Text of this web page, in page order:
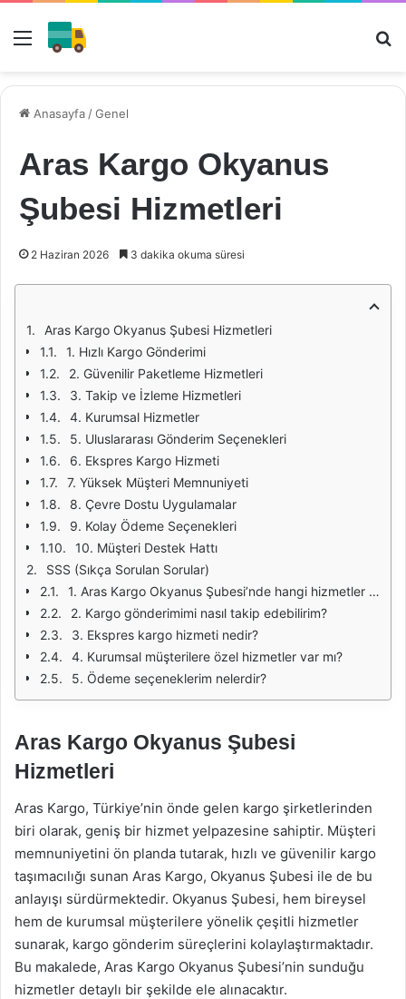
Menü
Anasayfa /Genel
Aras Kargo Okyanus
Şubesi Hizmetleri
2 Haziran 2026 3 dakika okuma süresi
Aras Kargo Okyanus Şubesi Hizmetleri
1. Hızlı Kargo Gönderimi
2. Güvenilir Paketleme Hizmetleri
3. Takip ve İzleme Hizmetleri
4. Kurumsal Hizmetler
5. Uluslararası Gönderim Seçenekleri
6. Ekspres Kargo Hizmeti
7. Yüksek Müşteri Memnuniyeti
8. Çevre Dostu Uygulamalar
9. Kolay Ödeme Seçenekleri
10. Müşteri Destek Hattı
SSS (Sıkça Sorulan Sorular)
1. Aras Kargo Okyanus Şubesi’nde hangi hizmetler sunulmaktadır?
2. Kargo gönderimimi nasıl takip edebilirim?
3. Ekspres kargo hizmeti nedir?
4. Kurumsal müşterilere özel hizmetler var mı?
5. Ödeme seçeneklerim nelerdir?
Aras Kargo Okyanus Şubesi
Hizmetleri
Aras Kargo, Türkiye’nin önde gelen kargo şirketlerinden
biri olarak, geniş bir hizmet yelpazesine sahiptir. Müşteri
memnuniyetini ön planda tutarak, hızlı ve güvenilir kargo
taşımacılığı sunan Aras Kargo, Okyanus Şubesi ile de bu
anlayışı sürdürmektedir. Okyanus Şubesi, hem bireysel
hem de kurumsal müşterilere yönelik çeşitli hizmetler
sunarak, kargo gönderim süreçlerini kolaylaştırmaktadır.
Bu makalede, Aras Kargo Okyanus Şubesi’nin sunduğu
hizmetler detaylı bir şekilde ele alınacaktır.